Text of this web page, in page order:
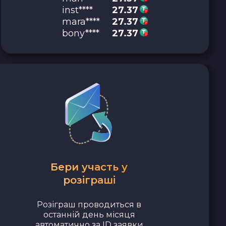
inst****
27.37
mara****
27.37
bony****
27.37
Бери участь у
розіграші
Розіграш проводиться в
останній день місяця